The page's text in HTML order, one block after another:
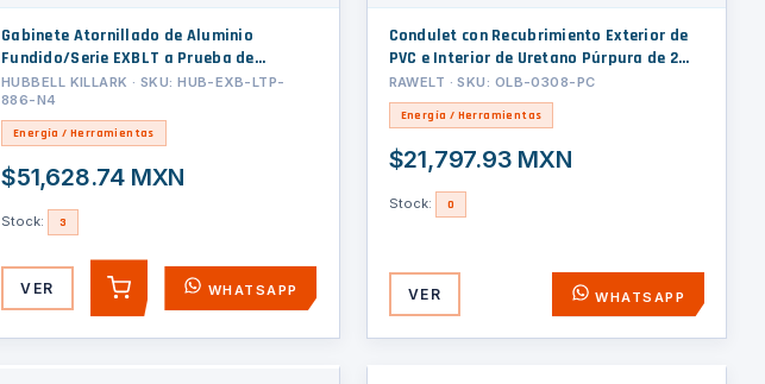
Gabinete Atornillado de Aluminio
Fundido/Serie EXBLT a Prueba de
Explosión e Ignífugo de 8 x 8 x 6
Pulgadas (203.2 x 203.2 x 152.4
mm)/CLASE I, II, III, BCDEFG
HUBBELL KILLARK · SKU: HUB-EXB-LTP-
886-N4
Energía / Herramientas
$51,628.74 MXN
Stock: 3
VER AGREGARWHATSAPP
Condulet con Recubrimiento Exterior de
PVC e Interior de Uretano Púrpura de 2
1/2 Pulgadas (63.5 mm) Corta (S)
RAWELT · SKU: OLB-0308-PC
Energía / Herramientas
$21,797.93 MXN
Stock: 0
VER WHATSAPP